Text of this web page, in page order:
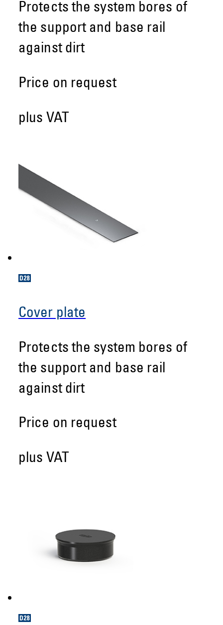
Protects the system bores of
the support and base rail
against dirt
Price on request
plus VAT
Cover plate
Protects the system bores of
the support and base rail
against dirt
Price on request
plus VAT